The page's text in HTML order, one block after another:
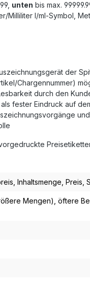
unten bis max.
Milliliter l/ml-Symbol,
der
Chargennummer)
durch den
fester Eindruck auf
, Inhaltsmenge , Preis ,
Mengen) , öftere